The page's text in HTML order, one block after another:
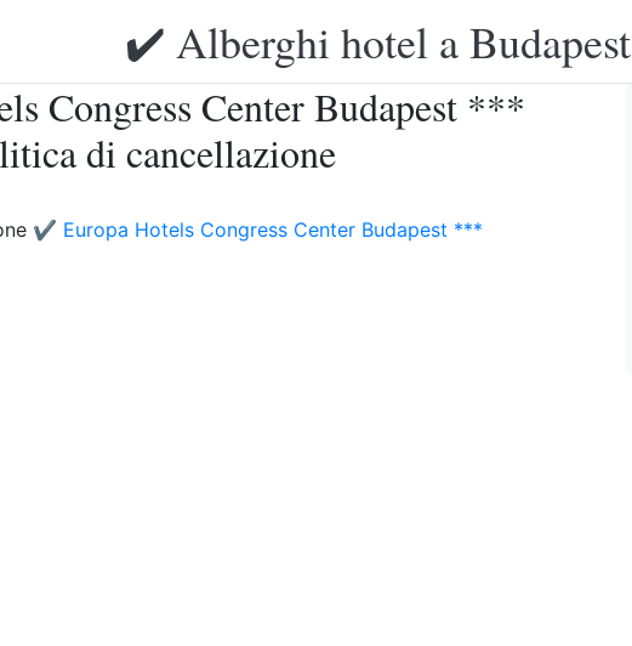
✔️ Alberghi hotel a Budapest
Congress Center Budapest ***
di cancellazione
✔️ Europa Hotels Congress Center Budapest ***